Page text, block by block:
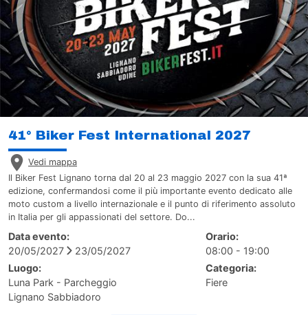
41° Biker Fest International 2027
Vedi mappa
Il Biker Fest Lignano torna dal 20 al 23 maggio 2027 con la sua 41ª
edizione, confermandosi come il più importante evento dedicato alle
moto custom a livello internazionale e il punto di riferimento assoluto
in Italia per gli appassionati del settore. Do...
Data evento:
20/05/2027
23/05/2027
Orario:
08:00 - 19:00
Luogo:
Luna Park - Parcheggio
Lignano Sabbiadoro
Categoria:
Fiere